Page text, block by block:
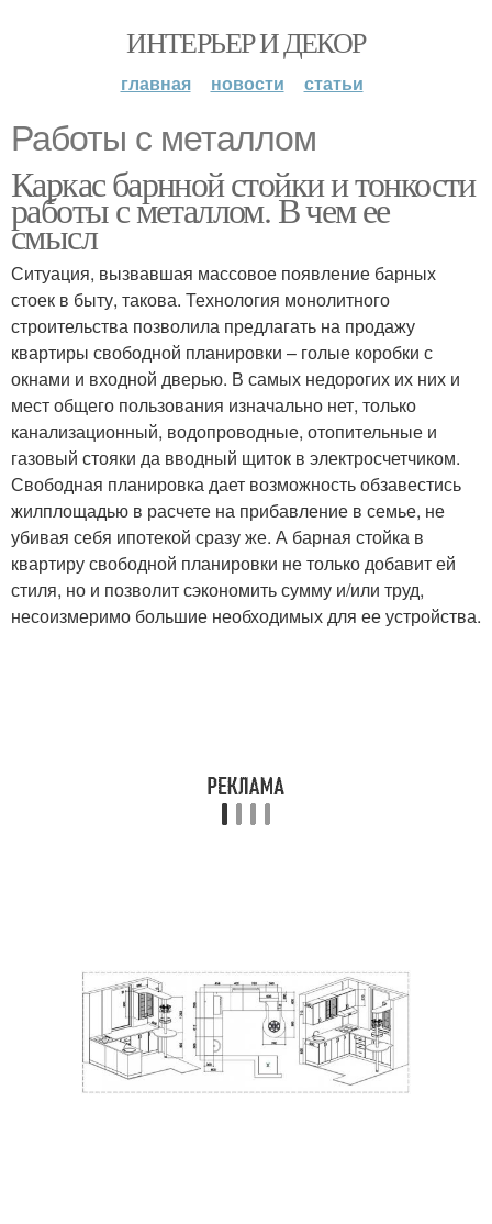
ИНТЕРЬЕР И ДЕКОР
главная новости статьи
Работы с металлом
Каркас барнной стойки и тонкости
работы с металлом. В чем ее
смысл
Ситуация, вызвавшая массовое появление барных
стоек в быту, такова. Технология монолитного
строительства позволила предлагать на продажу
квартиры свободной планировки – голые коробки с
окнами и входной дверью. В самых недорогих их них и
мест общего пользования изначально нет, только
канализационный, водопроводные, отопительные и
газовый стояки да вводный щиток в электросчетчиком.
Свободная планировка дает возможность обзавестись
жилплощадью в расчете на прибавление в семье, не
убивая себя ипотекой сразу же. А барная стойка в
квартиру свободной планировки не только добавит ей
стиля, но и позволит сэкономить сумму и/или труд,
несоизмеримо большие необходимых для ее устройства.